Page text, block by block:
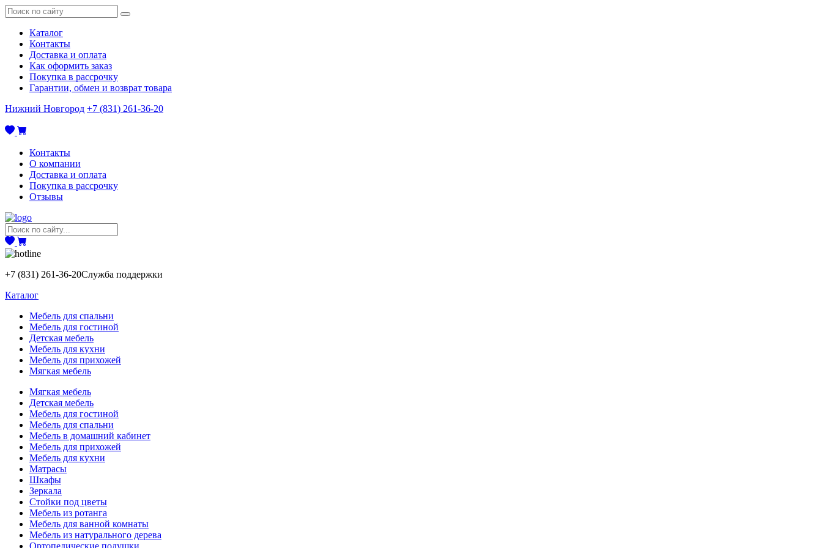
Каталог
Контакты
Доставка и оплата
Как оформить заказ
Покупка в рассрочку
Гарантии, обмен и возврат товара
Нижний Новгород +7 (831) 261-36-20
Контакты
О компании
Доставка и оплата
Покупка в рассрочку
Отзывы
+7 (831) 261-36-20Служба поддержки
Каталог
Мебель для спальни
Мебель для гостиной
Детская мебель
Мебель для кухни
Мебель для прихожей
Мягкая мебель
Мягкая мебель
Детская мебель
Мебель для гостиной
Мебель для спальни
Мебель в домашний кабинет
Мебель для прихожей
Мебель для кухни
Матрасы
Шкафы
Зеркала
Стойки под цветы
Мебель из ротанга
Мебель для ванной комнаты
Мебель из натурального дерева
Ортопедические подушки